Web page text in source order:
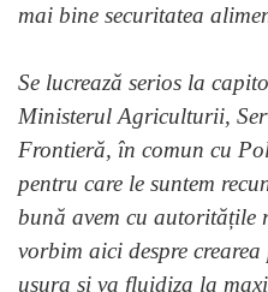
mai bine securitatea
Se lucrează serios la
Ministerul Agriculturii,
Frontieră, în comun cu
pentru care le suntem
bună avem cu autoritățile
vorbim aici despre
ușura și va fluidiza la